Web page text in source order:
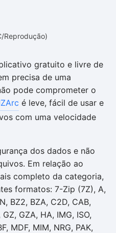
Reprodução)
gratuito e livre de
precisa de uma
pode comprometer o
é leve, fácil de usar e
com uma velocidade
dos dados e não
Em relação ao
completo da categoria,
formatos: 7-Zip (7Z), A,
BZ2, BZA, C2D, CAB,
GZA, HA, IMG, ISO,
MDF, MIM, NRG, PAK,